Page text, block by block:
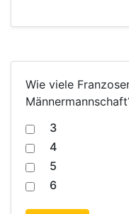
Wie viele
3
4
5
6